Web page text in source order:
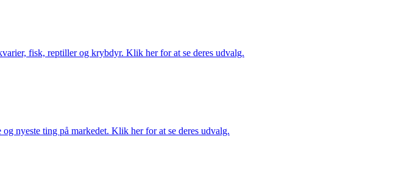
fisk, reptiller og krybdyr. Klik her for at se deres udvalg.
nyeste ting på markedet. Klik her for at se deres udvalg.